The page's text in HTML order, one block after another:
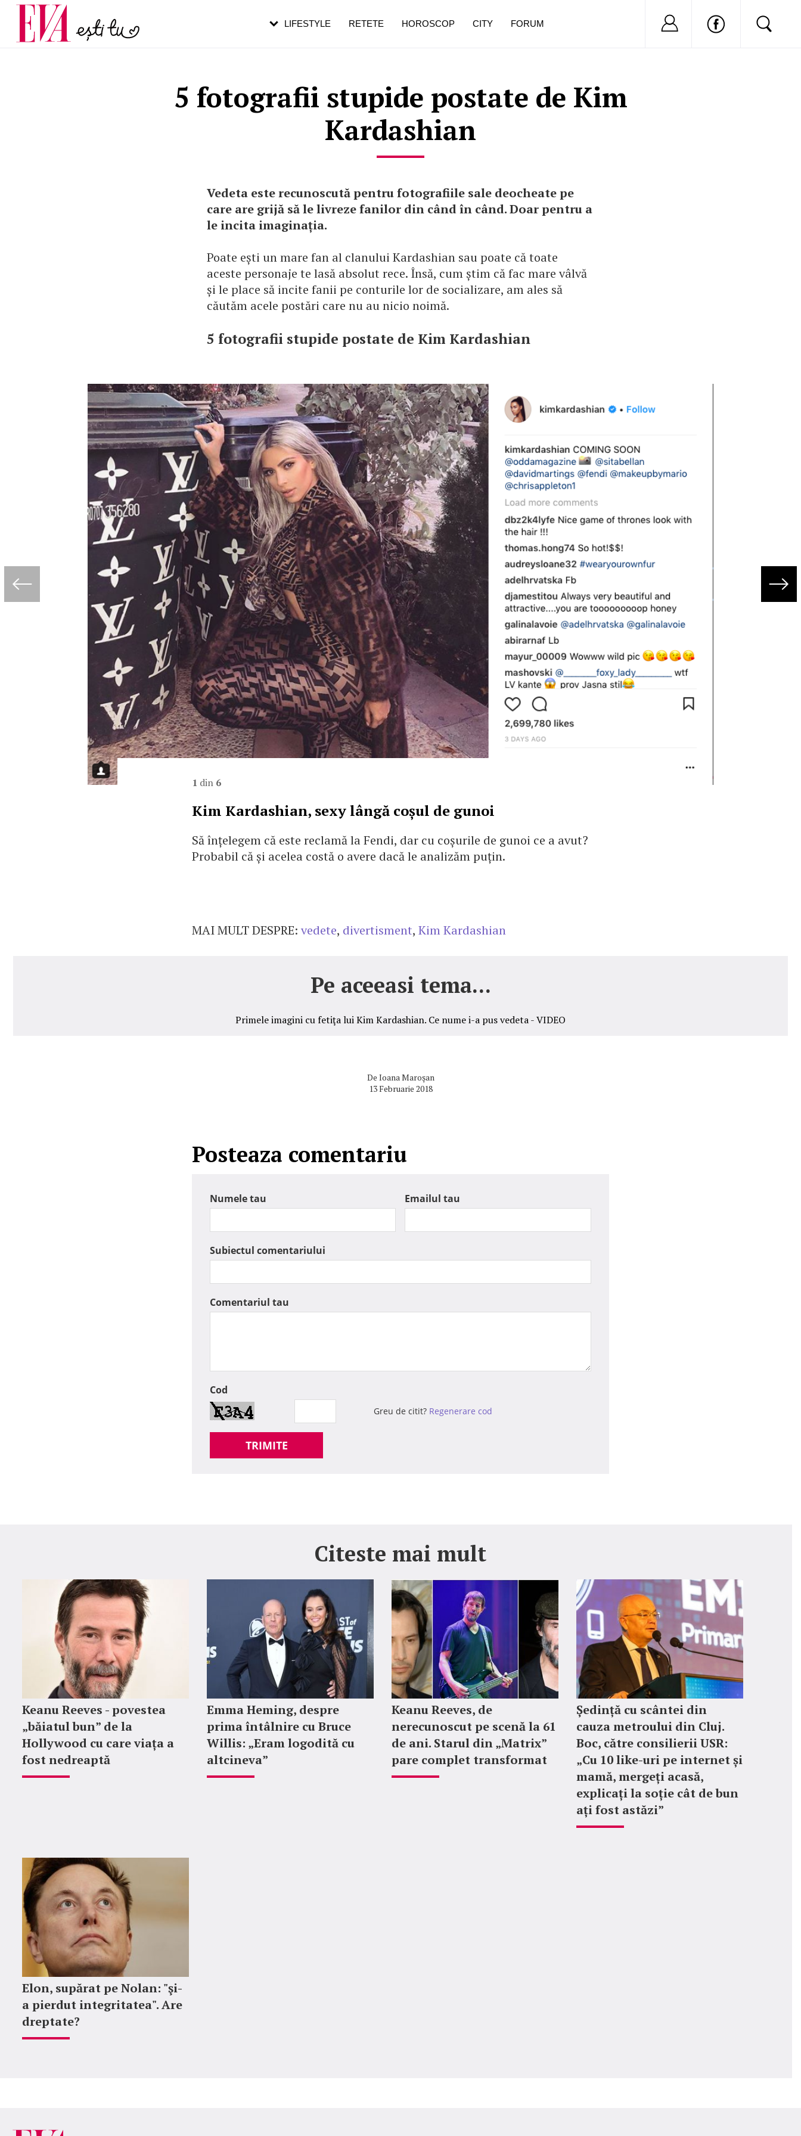
5 fotografii stupide postate de Kim
Kardashian
Vedeta este recunoscută pentru fotografiile sale deocheate pe
care are grijă să le livreze fanilor din când în când. Doar pentru a
le incita imaginația.
Poate ești un mare fan al clanului Kardashian sau poate că toate
aceste personaje te lasă absolut rece. Însă, cum știm că fac mare vâlvă
și le place să incite fanii pe conturile lor de socializare, am ales să
căutăm acele postări care nu au nicio noimă.
5 fotografii stupide postate de Kim Kardashian
1 din 6
Kim Kardashian, sexy lângă coșul de gunoi
Să înțelegem că este reclamă la Fendi, dar cu coșurile de gunoi ce a avut?
Probabil că și acelea costă o avere dacă le analizăm puțin.
MAI MULT DESPRE: vedete, divertisment, Kim Kardashian
Pe aceeasi tema...
Primele imagini cu fetiţa lui Kim Kardashian. Ce nume i-a pus vedeta - VIDEO
De Ioana Maroşan
13 Februarie 2018
Posteaza comentariu
Numele tau Emailul tau
Subiectul comentariului
Comentariul tau
Cod
Greu de citit? Regenerare cod
TRIMITE
Citeste mai mult
Keanu Reeves - povestea
„băiatul bun” de la
Hollywood cu care viața a
fost nedreaptă
Emma Heming, despre
prima întâlnire cu Bruce
Willis: „Eram logodită cu
altcineva”
Keanu Reeves, de
nerecunoscut pe scenă la 61
de ani. Starul din „Matrix”
pare complet transformat
Ședință cu scântei din
cauza metroului din Cluj.
Boc, către consilierii USR:
„Cu 10 like-uri pe internet și
mamă, mergeți acasă,
explicați la soție cât de bun
ați fost astăzi”
Elon, supărat pe Nolan: "şi-
a pierdut integritatea". Are
dreptate?
LIFESTYLE RETETE HOROSCOP CITY FORUM Nu ai cont?
Carieră
Actualitate
pe măsură ce înaintezi în vârstă
de dureroasă este investigația